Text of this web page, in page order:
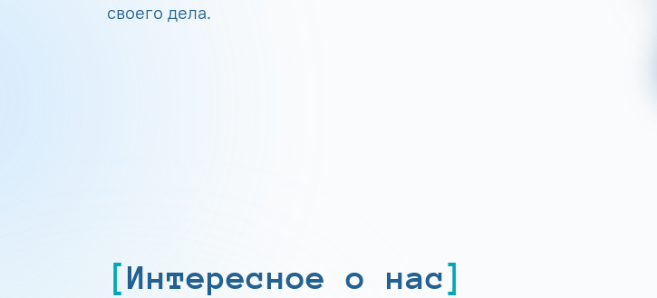
своего дела.
Интересное о нас